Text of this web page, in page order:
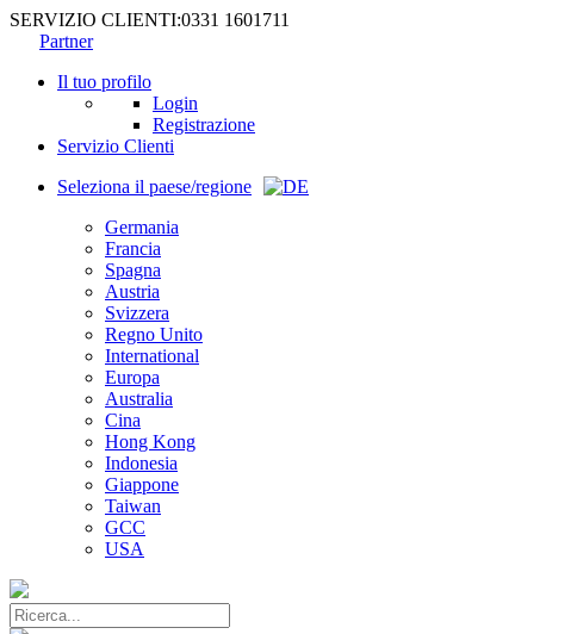
SERVIZIO CLIENTI:0331 1601711
Partner
Il tuo profilo
Login
Registrazione
Servizio Clienti
Seleziona il paese/regione
Germania
Francia
Spagna
Austria
Svizzera
Regno Unito
International
Europa
Australia
Cina
Hong Kong
Indonesia
Giappone
Taiwan
GCC
USA